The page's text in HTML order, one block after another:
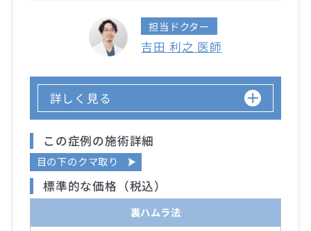
担当ドクター
吉田 利之 医師
詳しく見る
この症例の施術詳細
目の下のクマ取り
標準的な価格（税込）
裏ハムラ法